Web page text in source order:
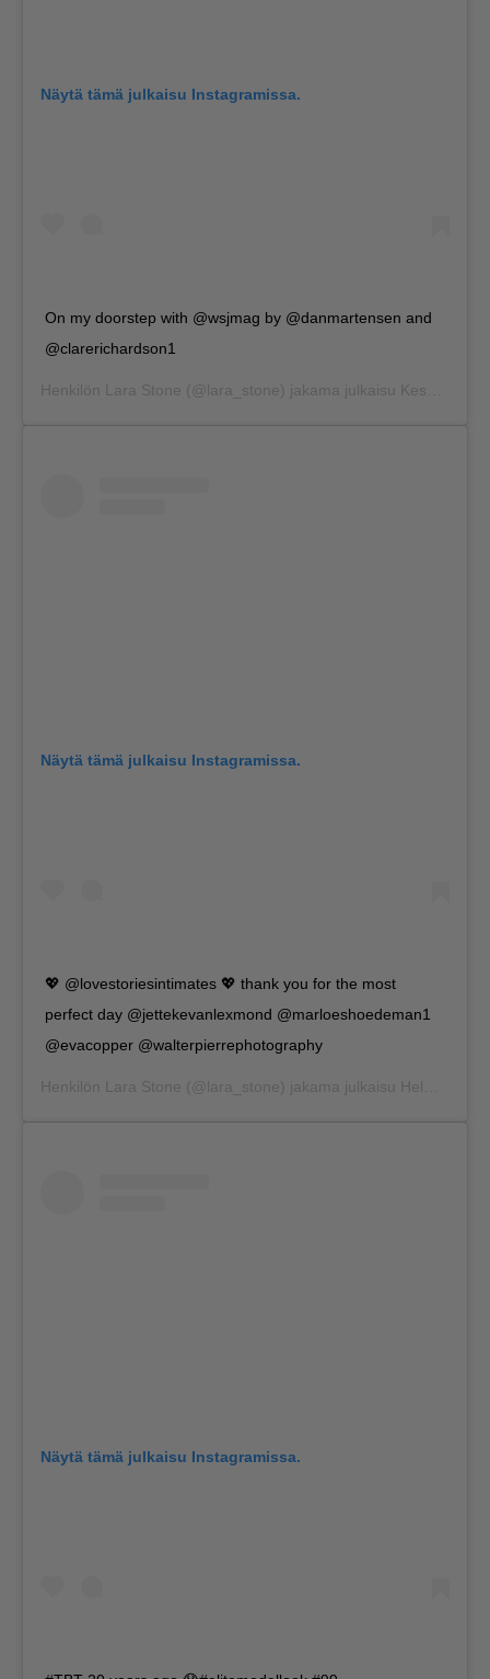
Näytä tämä julkaisu Instagramissa.
On my doorstep with @wsjmag by @danmartensen and
@clarerichardson1
Henkilön Lara Stone (@lara_stone) jakama julkaisu Kesä 16, 2020 kello 12.44 PDT
Näytä tämä julkaisu Instagramissa.
💖 @lovestoriesintimates 💖 thank you for the most
perfect day @jettekevanlexmond @marloeshoedeman1
@evacopper @walterpierrephotography
Henkilön Lara Stone (@lara_stone) jakama julkaisu Helmi 6, 2020 kello 5.04 PST
Näytä tämä julkaisu Instagramissa.